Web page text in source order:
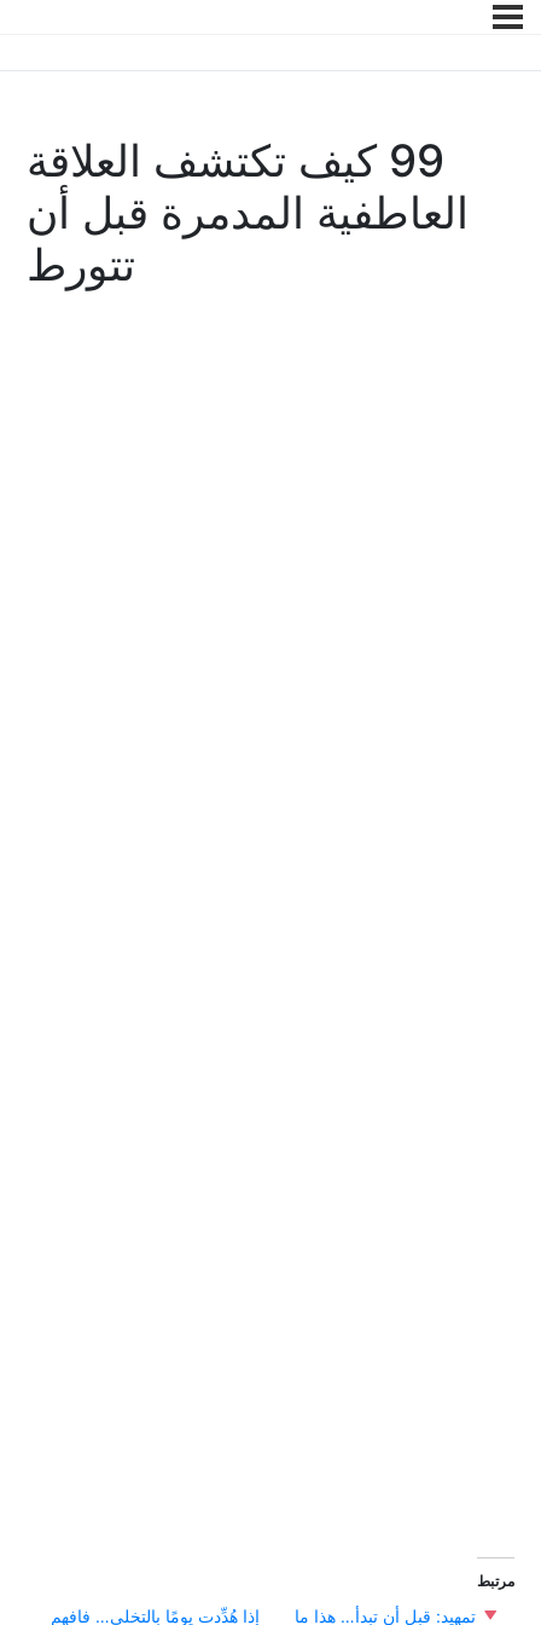
99 كيف تكتشف العلاقة
العاطفية المدمرة قبل أن
تتورط
مرتبط
تمهيد: قبل أن تبدأ… هذا ما إذا هُدِّدت يومًا بالتخلي… فافهم